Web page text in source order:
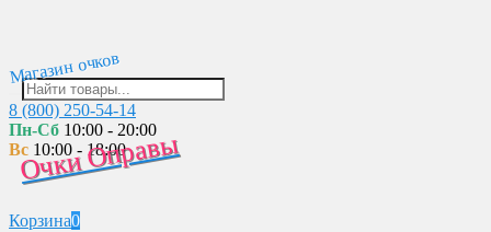
Очки Оправы
Магазин очков
8 (800) 250-54-14
Пн-Сб 10:00 - 20:00
Вс 10:00 - 18:00
Корзина0